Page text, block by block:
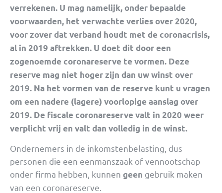
verrekenen. U mag namelijk, onder bepaalde
voorwaarden, het verwachte verlies over 2020,
voor zover dat verband houdt met de coronacrisis,
al in 2019 aftrekken. U doet dit door een
zogenoemde coronareserve te vormen. Deze
reserve mag niet hoger zijn dan uw winst over
2019. Na het vormen van de reserve kunt u vragen
om een nadere (lagere) voorlopige aanslag over
2019. De fiscale coronareserve valt in 2020 weer
verplicht vrij en valt dan volledig in de winst.
Ondernemers in de inkomstenbelasting, dus
personen die een eenmanszaak of vennootschap
onder firma hebben, kunnen geen gebruik maken
van een coronareserve.